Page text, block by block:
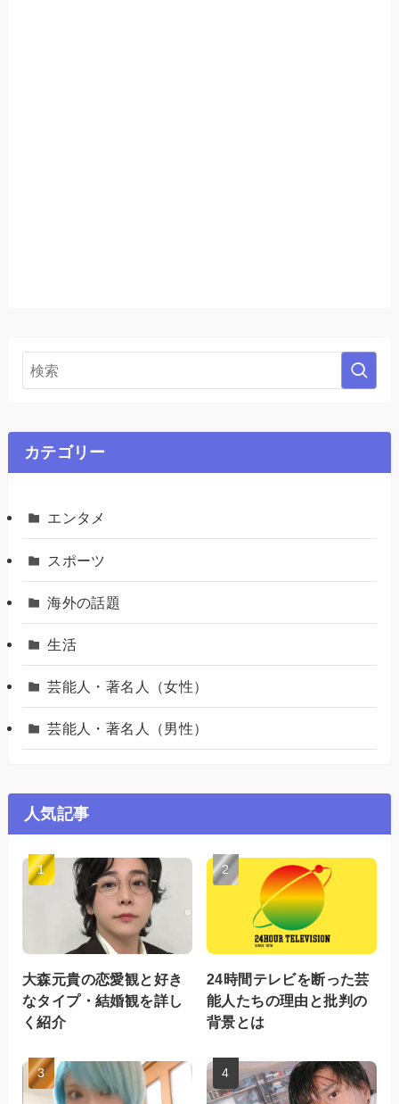
カテゴリー
エンタメ
スポーツ
海外の話題
生活
芸能人・著名人（女性）
芸能人・著名人（男性）
人気記事
大森元貴の恋愛観と好き
なタイプ・結婚観を詳し
く紹介
24時間テレビを断った芸
能人たちの理由と批判の
背景とは